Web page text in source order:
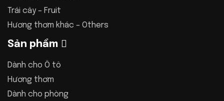
Trái cây – Fruit
Hương thơm khác – Others
Sản phẩm
Dành cho Ô tô
Hương thơm
Dành cho phòng